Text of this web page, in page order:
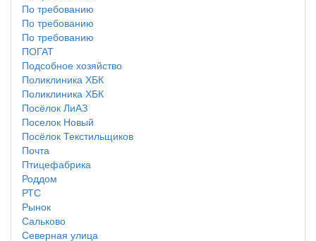
По требованию
По требованию
По требованию
ПОГАТ
Подсобное хозяйство
Поликлиника ХБК
Поликлиника ХБК
Посёлок ЛиАЗ
Поселок Новый
Посёлок Текстильщиков
Почта
Птицефабрика
Роддом
РТС
Рынок
Сальково
Северная улица